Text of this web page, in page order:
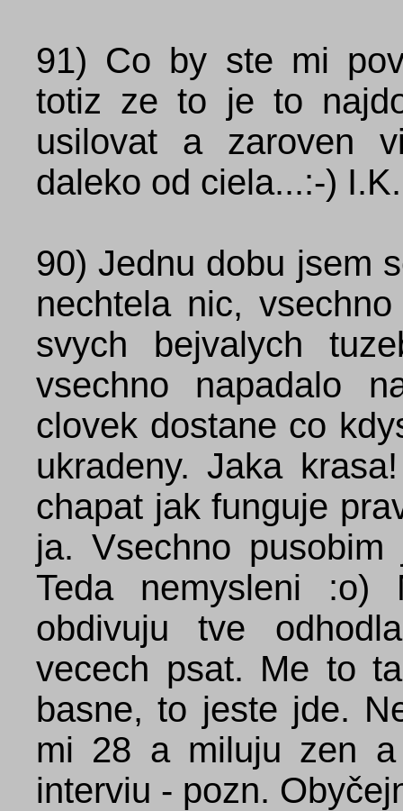
91) Co by ste mi
totiz ze to je to
usilovat a zaroven
daleko od ciela...:-) I.K.
90)Jednu dobu jsem
nechtela nic,
svych bejvalych
vsechno napadalo
clovek dostane co
ukradeny. Jaka
chapat jak funguje
ja. Vsechno
Teda nemysleni :o)
obdivuju tve
vecech psat. Me to
basne, to jeste jde.
mi 28 a miluju zen a
interviu - pozn.